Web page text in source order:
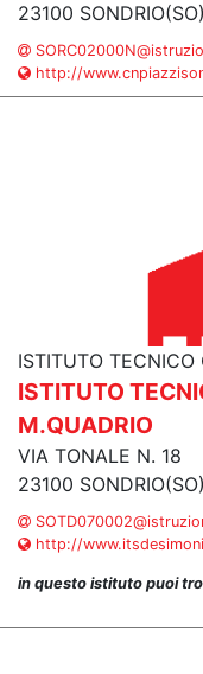
23100 SONDRIO(SO)
http://
ISTITUTO TECNICO
ISTITUTO
M.QUADRIO
VIA TONALE N. 18
23100 SONDRIO(SO)
http://
in questo istituto puoi